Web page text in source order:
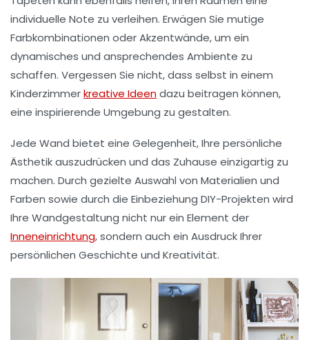
individuelle Note zu verleihen. Erwägen Sie mutige
Farbkombinationen oder Akzentwände, um ein
dynamisches und ansprechendes Ambiente zu
schaffen. Vergessen Sie nicht, dass selbst in einem
Kinderzimmerkreative Ideendazu beitragen können,
eine inspirierende Umgebung zu gestalten.
Jede Wand bietet eine Gelegenheit, Ihre persönliche
Ästhetik auszudrücken und das Zuhause einzigartig zu
machen. Durch gezielte Auswahl von Materialien und
Farben sowie durch die Einbeziehung DIY-Projekten wird
Ihre Wandgestaltung nicht nur ein Element der
Inneneinrichtung, sondern auch ein Ausdruck Ihrer
persönlichen Geschichte und Kreativität.